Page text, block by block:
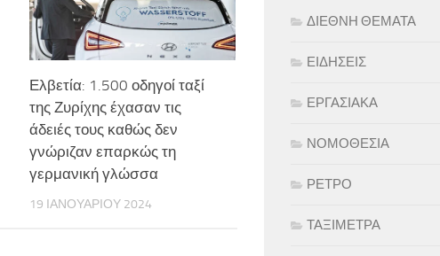
Ελβετία: 1.500 οδηγοί ταξί
της Ζυρίχης έχασαν τις
άδειές τους καθώς δεν
γνώριζαν επαρκώς τη
γερμανική γλώσσα
19 ΙΑΝΟΥΑΡΊΟΥ 2024
ΔΙΕΘΝΗ ΘΕΜΑΤΑ
ΕΙΔΗΣΕΙΣ
ΕΡΓΑΣΙΑΚΑ
ΝΟΜΟΘΕΣΙΑ
ΡΕΤΡΟ
ΤΑΞΙΜΕΤΡΑ